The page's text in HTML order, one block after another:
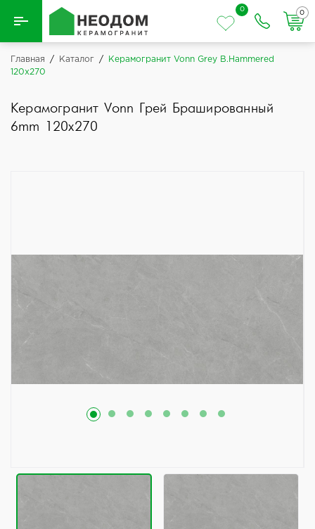
Назад
0
0
Главная / Каталог /
Керамогранит Vonn Grey B.Hammered
120x270
Керамогранит Vonn Грей Брашированный
6mm 120x270